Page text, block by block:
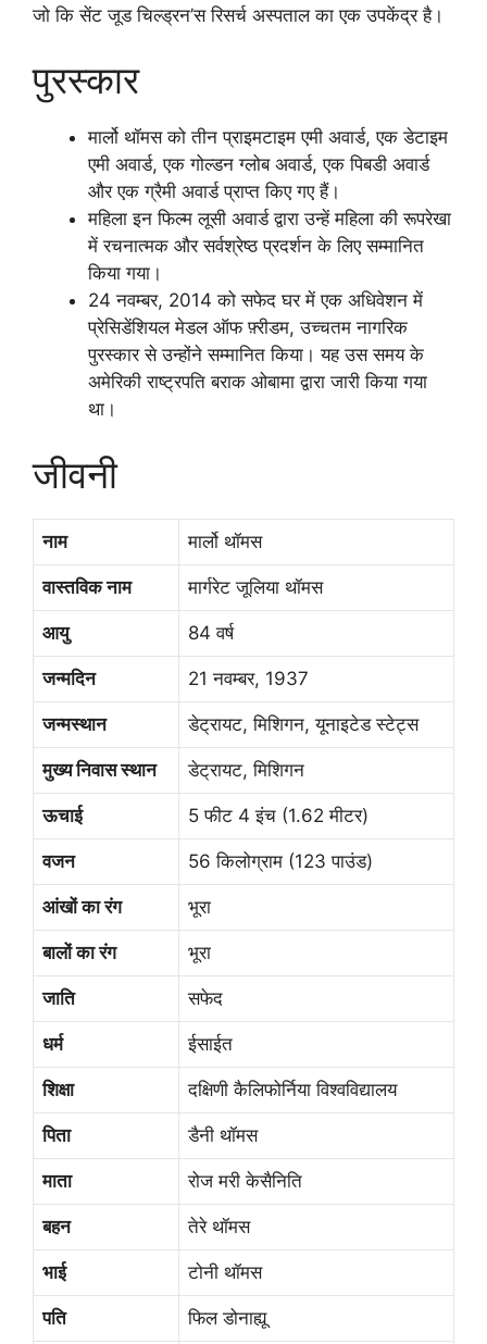
जो कि सेंट जूड चिल्ड्रन’स रिसर्च अस्पताल का एक उपकेंद्र है।
पुरस्कार
मार्लो थॉमस को तीन प्राइमटाइम एमी अवार्ड, एक डेटाइम
एमी अवार्ड, एक गोल्डन ग्लोब अवार्ड, एक पिबडी अवार्ड
और एक ग्रैमी अवार्ड प्राप्त किए गए हैं।
महिला इन फिल्म लूसी अवार्ड द्वारा उन्हें महिला की रूपरेखा
में रचनात्मक और सर्वश्रेष्ठ प्रदर्शन के लिए सम्मानित
किया गया।
24 नवम्बर, 2014 को सफेद घर में एक अधिवेशन में
प्रेसिडेंशियल मेडल ऑफ फ़्रीडम, उच्चतम नागरिक
पुरस्कार से उन्होंने सम्मानित किया। यह उस समय के
अमेरिकी राष्ट्रपति बराक ओबामा द्वारा जारी किया गया
था।
जीवनी
नाम मार्लो थॉमस
वास्तविक नाम मार्गरेट जूलिया थॉमस
आयु 84 वर्ष
जन्मदिन 21 नवम्बर, 1937
जन्मस्थान डेट्रायट, मिशिगन, यूनाइटेड स्टेट्स
मुख्य निवास स्थान डेट्रायट, मिशिगन
ऊचाई 5 फीट 4 इंच (1.62 मीटर)
वजन 56 किलोग्राम (123 पाउंड)
आंखों का रंग भूरा
बालों का रंग भूरा
जाति सफेद
धर्म ईसाईत
शिक्षा दक्षिणी कैलिफोर्निया विश्वविद्यालय
पिता डैनी थॉमस
माता रोज मरी केसैनिति
बहन तेरे थॉमस
भाई टोनी थॉमस
पति फिल डोनाह्यू